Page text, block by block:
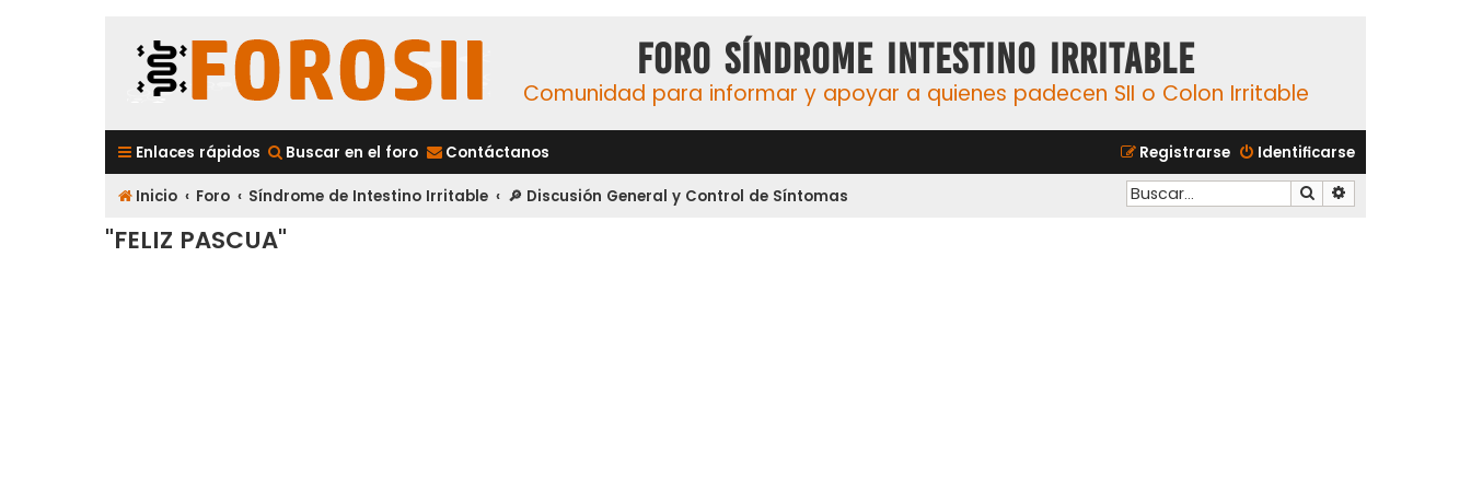
Foro Síndrome Intestino Irritable
Comunidad para informar y apoyar a quienes padecen SII o Colon Irritable
Enlaces rápidos Buscar en el foro Contáctanos Identificarse
Registrarse
Inicio Foro Síndrome de Intestino Irritable 🔎 Discusión General y Control de Síntomas Buscar
"FELIZ PASCUA"